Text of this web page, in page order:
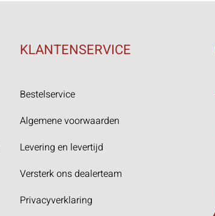
KLANTENSERVICE
Bestelservice
Algemene voorwaarden
Levering en levertijd
Versterk ons dealerteam
Privacyverklaring